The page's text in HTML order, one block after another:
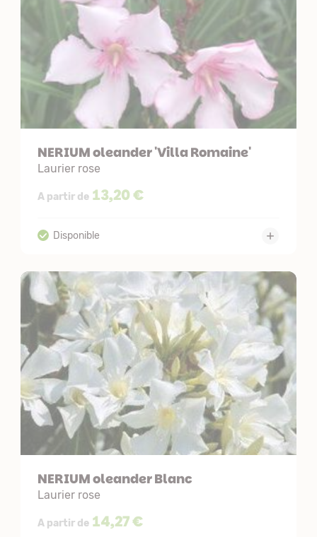
NERIUM oleander 'Villa Romaine'
Laurier rose
A partir de 13,20 €
NERIUM oleander Blanc
Laurier rose
A partir de 14,27 €